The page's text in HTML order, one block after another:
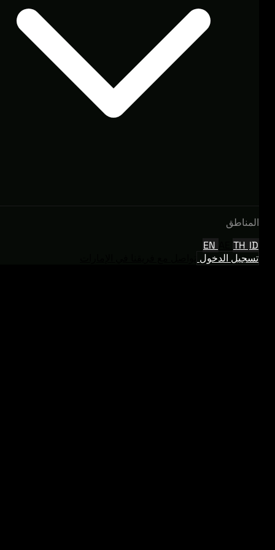
المناطق
ENAE TH
تسجيل الدخولتواصل مع فريقنا في الإمارات